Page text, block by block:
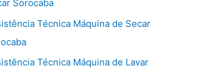
Sorocaba
Técnica Máquina de Secar
Técnica Máquina de Lavar